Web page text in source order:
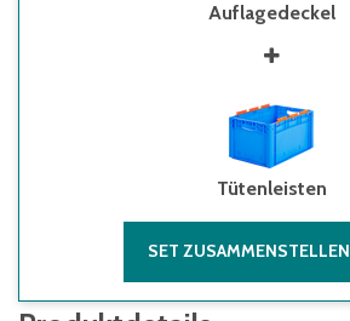
Auflagedeckel
Tütenleisten
SET ZUSAMMENSTELLEN